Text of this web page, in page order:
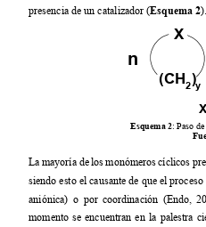
presencia de un catalizador (Esquema 2
Esquema 2: Paso
La mayoría delos monómeros cíclicos pre
siendo esto el causante de que el
aniónica) o  por coordinación (Endo,
momento se encuentran en la palestra c
X
(CH2)y
n